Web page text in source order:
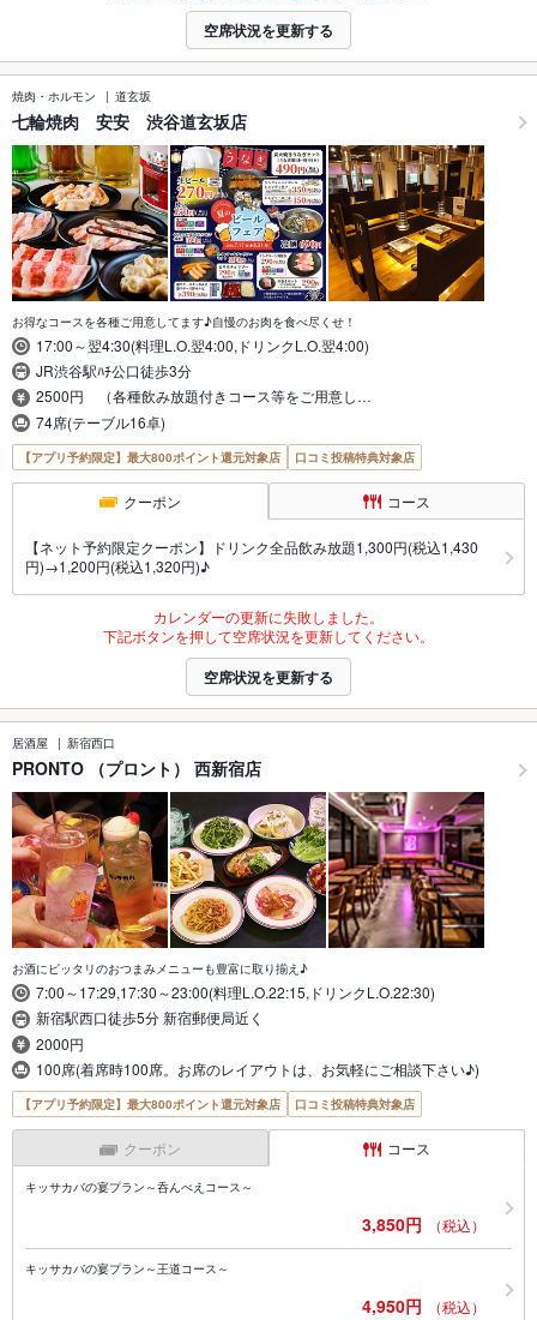
空席状況を更新する
焼肉・ホルモン 道玄坂
七輪焼肉 安安 渋谷道玄坂店
お得なコースを各種ご用意してます♪自慢のお肉を食べ尽くせ！
17:00～翌4:30(料理L.O.翌4:00,ドリンクL.O.翌4:00)
JR渋谷駅ﾊﾁ公口徒歩3分
2500円 （各種飲み放題付きコース等をご用意し…
74席(テーブル16卓)
【アプリ予約限定】最大800ポイント還元対象店 口コミ投稿特典対象店
クーポン コース
【ネット予約限定クーポン】ドリンク全品飲み放題1,300円(税込1,430
円)→1,200円(税込1,320円)♪
カレンダーの更新に失敗しました。
下記ボタンを押して空席状況を更新してください。
空席状況を更新する
居酒屋 新宿西口
PRONTO （プロント） 西新宿店
お酒にピッタリのおつまみメニューも豊富に取り揃え♪
7:00～17:29,17:30～23:00(料理L.O.22:15,ドリンクL.O.22:30)
新宿駅西口徒歩5分 新宿郵便局近く
2000円
100席(着席時100席。お席のレイアウトは、お気軽にご相談下さい♪)
【アプリ予約限定】最大800ポイント還元対象店 口コミ投稿特典対象店
クーポン コース
キッサカバの宴プラン～呑んべえコース～
3,850円 （税込）
キッサカバの宴プラン～王道コース～
4,950円 （税込）